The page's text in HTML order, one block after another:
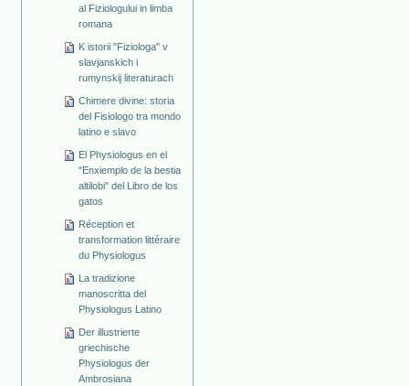
al Fiziologului in limba
romana
K istorii "Fiziologa" v
slavjanskich i
rumynskij literaturach
Chimere divine: storia
del Fisiologo tra mondo
latino e slavo
El Physiologus en el
"Enxiemplo de la bestia
altilobi" del Libro de los
gatos
Réception et
transformation littéraire
du Physiologus
La tradizione
manoscritta del
Physiologus Latino
Der illustrierte
griechische
Physiologus der
Ambrosiana